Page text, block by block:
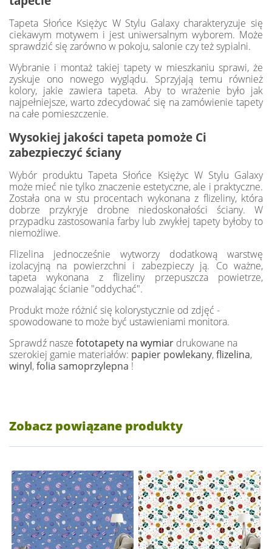
Tapeta Słońce Księżyc W Stylu Galaxy charakteryzuje się
ciekawym motywem i jest uniwersalnym wyborem. Może
sprawdzić się zarówno w pokoju, salonie czy też sypialni.
Wybranie i montaż takiej tapety w mieszkaniu sprawi, że
zyskuje ono nowego wyglądu. Sprzyjają temu również
kolory, jakie zawiera tapeta. Aby to wrażenie było jak
najpełniejsze, warto zdecydować się na zamówienie tapety
na całe pomieszczenie.
Wysokiej jakości tapeta pomoże Ci
zabezpieczyć ściany
Wybór produktu Tapeta Słońce Księżyc W Stylu Galaxy
może mieć nie tylko znaczenie estetyczne, ale i praktyczne.
Została ona w stu procentach wykonana z flizeliny, która
dobrze przykryje drobne niedoskonałości ściany. W
przypadku zastosowania farby lub zwykłej tapety byłoby to
niemożliwe.
Flizelina jednocześnie wytworzy dodatkową warstwę
izolacyjną na powierzchni i zabezpieczy ją. Co ważne,
tapeta wykonana z flizeliny przepuszcza powietrze,
pozwalając ścianie "oddychać".
Produkt może różnić się kolorystycznie od zdjęć -
spowodowane to może być ustawieniami monitora.
Sprawdź nasze fototapety na wymiar drukowane na
szerokiej gamie materiałów: papier powlekany,flizelina,
winyl,folia samoprzylepna !
Zobacz powiązane produkty